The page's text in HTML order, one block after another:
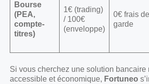
Bourse
(PEA,
compte-
titres)
1€ (trading)
/ 100€
(enveloppe)
0€ frais de
garde
Si vous cherchez une solution bancaire
accessible et économique, Fortuneo